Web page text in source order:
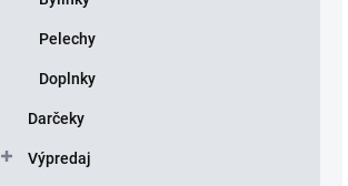
Pelechy
Doplnky
Darčeky
Výpredaj